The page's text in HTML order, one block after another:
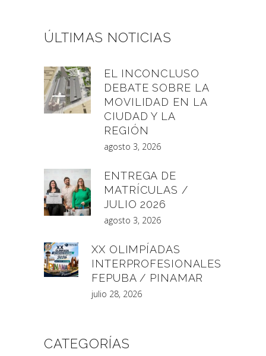
ÚLTIMAS NOTICIAS
EL INCONCLUSO
DEBATE SOBRE LA
MOVILIDAD EN LA
CIUDAD Y LA
REGIÓN
agosto 3, 2026
ENTREGA DE
MATRÍCULAS /
JULIO 2026
agosto 3, 2026
XX OLIMPÍADAS
INTERPROFESIONALES
FEPUBA / PINAMAR
julio 28, 2026
CATEGORÍAS